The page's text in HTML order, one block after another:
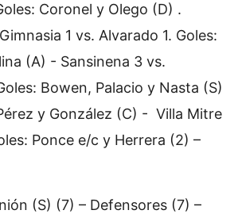
Coronel y Olego (D) .
1 vs. Alvarado 1. Goles:
(A) - Sansinena 3 vs.
Bowen, Palacio y Nasta (S)
y González (C) - Villa Mitre
Ponce e/c y Herrera (2) –
(S) (7) – Defensores (7) –